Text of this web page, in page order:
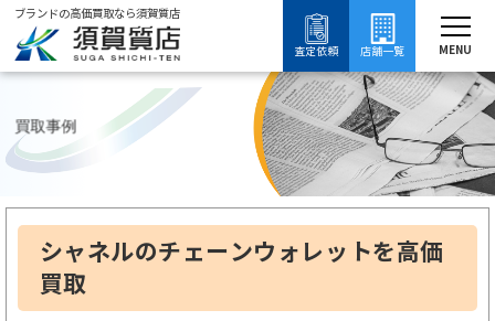
ブランドの高価買取なら須賀質店
査定依頼
店舗一覧 MENU
ブランド買取 バッグ買取 シャネル買取 シャネルの買取事例
買取事例
シャネルのチェーンウォレットを高価
買取